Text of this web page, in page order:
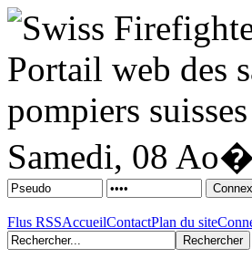
Samedi, 08
Flus RSSAccueilContactPlan du site